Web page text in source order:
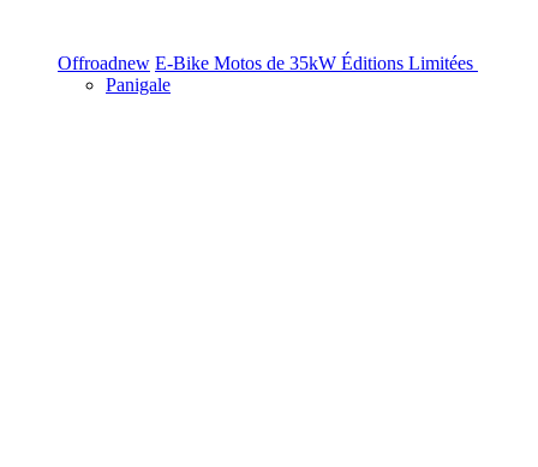
Offroadnew E-Bike Motos de 35kW Éditions Limitées
Panigale